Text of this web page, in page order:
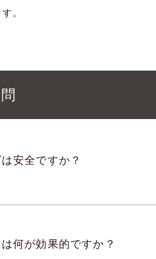
。
安全ですか？
何が効果的ですか？